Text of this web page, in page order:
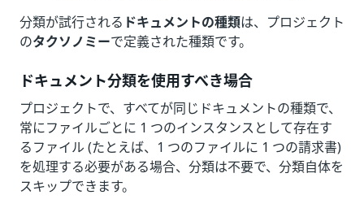
分類が試行される ドキュメントの種類は、プロジェクト
のタクソノミーで定義された種類です。
ドキュメント分類を使用すべき場合
プロジェクトで、すべてが同じドキュメントの種類で、
常にファイルごとに 1 つのインスタンスとして存在す
るファイル (たとえば、1 つのファイルに 1 つの請求書)
を処理する必要がある場合、分類は不要で、分類自体を
スキップできます。